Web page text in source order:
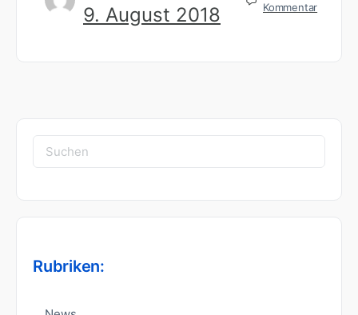
9. August 2018
Kommentar
Suchen
nach:
Rubriken: